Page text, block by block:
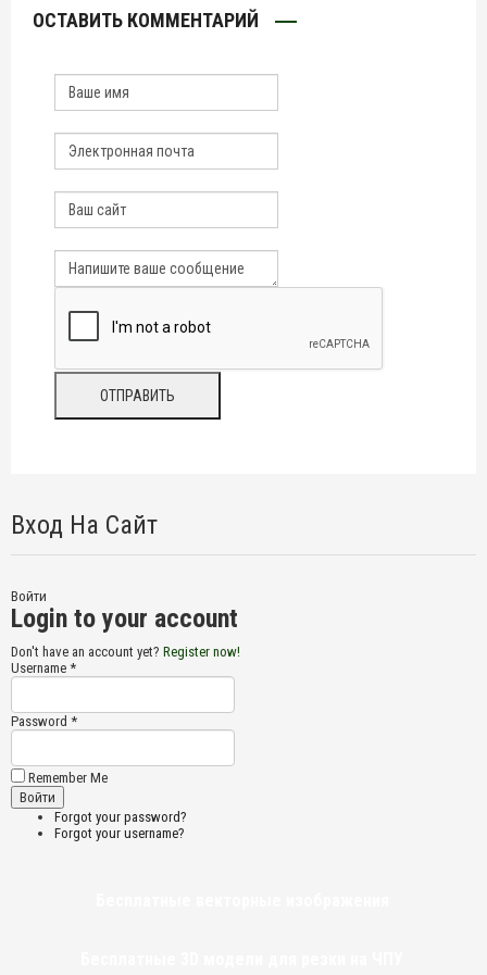
ОСТАВИТЬ КОММЕНТАРИЙ
Вход На Сайт
Войти
Login to your account
Don't have an account yet? Register now!
Username *
Password *
Remember Me
Forgot your password?
Forgot your username?